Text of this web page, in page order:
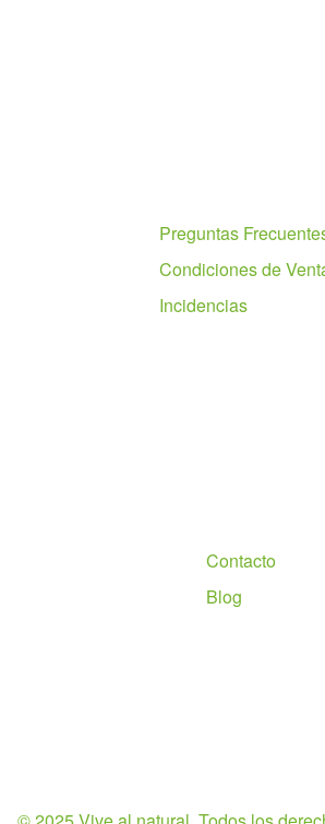
Preguntas
Condiciones de
Incidencias
Contacto
Blog